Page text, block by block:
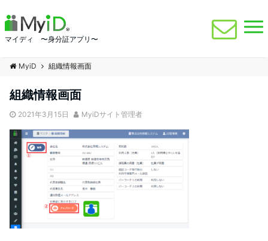
マイディ 〜身分証アプリ〜
MyiD 組織情報画面
組織情報画面
2021年3月15日 MyiDサイト管理者